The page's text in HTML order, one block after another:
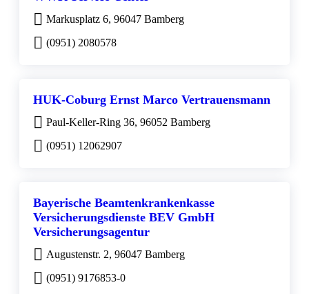
Markusplatz 6, 96047 Bamberg
(0951) 2080578
HUK-Coburg Ernst Marco Vertrauensmann
Paul-Keller-Ring 36, 96052 Bamberg
(0951) 12062907
Bayerische Beamtenkrankenkasse
Versicherungsdienste BEV GmbH
Versicherungsagentur
Augustenstr. 2, 96047 Bamberg
(0951) 9176853-0